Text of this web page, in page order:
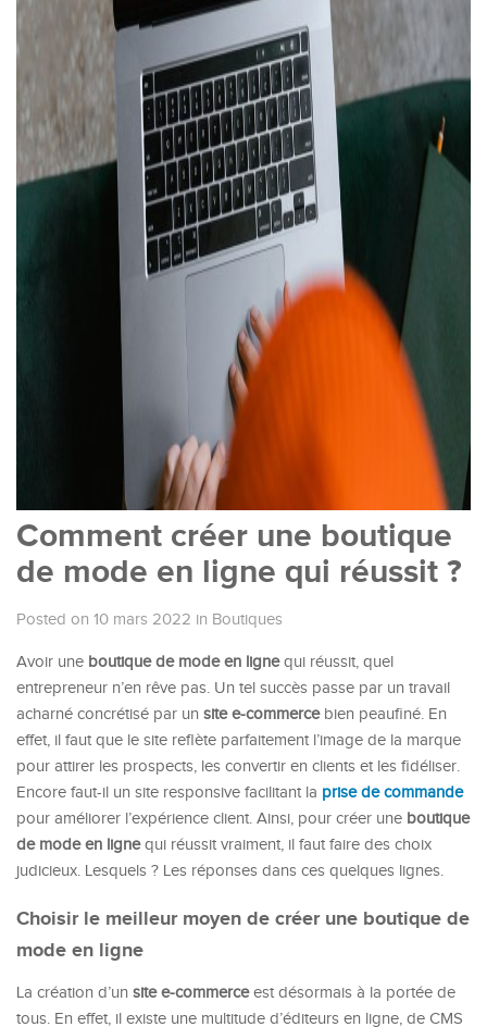
Comment créer une boutique
de mode en ligne qui réussit ?
Posted on 10 mars 2022 in Boutiques
Avoir une boutique de mode en lignequi réussit, quel
entrepreneur n’en rêve pas. Un tel succès passe par un travail
acharné concrétisé par un sitee-commercebien peaufiné. En
effet, il faut que le site reflète parfaitement l’image de la marque
pour attirer les prospects, les convertir en clients et les fidéliser.
Encore faut-il un site responsive facilitant la prise de commande
pour améliorer l’expérience client. Ainsi, pour créer une boutique
de mode en lignequi réussit vraiment, il faut faire des choix
judicieux. Lesquels ? Les réponses dans ces quelques lignes.
Choisir le meilleur moyen de créer une boutique de
mode en ligne
La création d’un sitee-commerceest désormais à la portée de
tous. En effet, il existe une multitude d’éditeurs en ligne, de CMS